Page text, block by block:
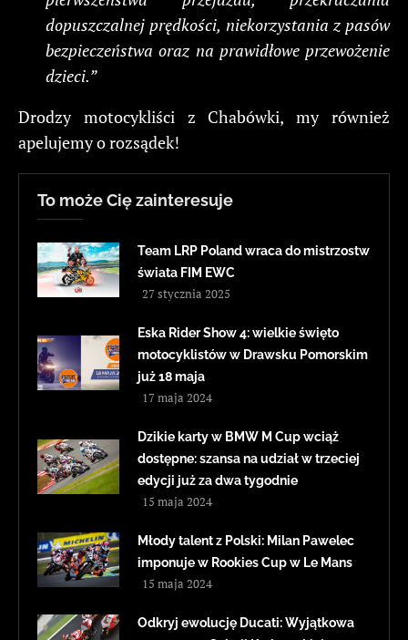
dopuszczalnej prędkości, niekorzystania z pasów
bezpieczeństwa oraz na prawidłowe przewożenie
dzieci.”
Drodzy motocykliści z Chabówki, my również
apelujemy o rozsądek!
To może Cię zainteresuje
Team LRP Poland wraca do mistrzostw
świata FIM EWC
27 stycznia 2025
Eska Rider Show 4: wielkie święto
motocyklistów w Drawsku Pomorskim
już 18 maja
17 maja 2024
Dzikie karty w BMW M Cup wciąż
dostępne: szansa na udział w trzeciej
edycji już za dwa tygodnie
15 maja 2024
Młody talent z Polski: Milan Pawelec
imponuje w Rookies Cup w Le Mans
15 maja 2024
Odkryj ewolucję Ducati: Wyjątkowa